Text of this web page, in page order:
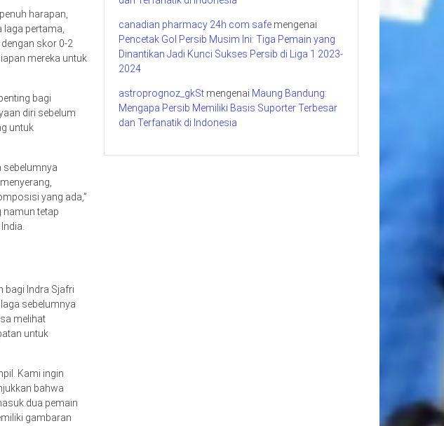
harapan,
pertama,
skor 0-2
mereka untuk
bagi
diri sebelum
untuk
sebelumnya
yang ada,”
namun tetap
bagi Indra Sjafri
sebelumnya
melihat
untuk
Kami ingin
bahwa
dua pemain
gambaran
canadian pharmacy 24h com safe mengenai
Pencetak Gol Persib Musim Ini: Tiga Pemain yang
Dinantikan Jadi Kunci Sukses Persib di Liga 1 2023-
2024
astroprognoz_gkSt mengenai Maung Bandung:
Mengapa Persib Memiliki Basis Suporter Terbesar
dan Terfanatik di Indonesia